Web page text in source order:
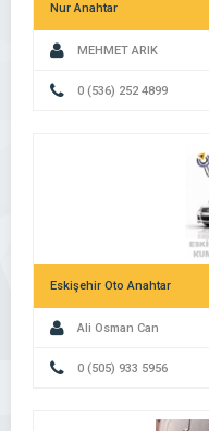
Nur Anahtar
MEHMET ARIK
0 (536) 252 4899
Eskişehir Oto Anahtar
Ali Osman Can
0 (505) 933 5956